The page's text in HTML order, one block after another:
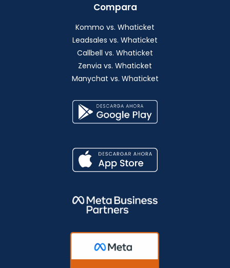
Compara
Kommo vs. Whaticket
Leadsales vs. Whaticket
Callbell vs. Whaticket
Zenvia vs. Whaticket
Manychat vs. Whaticket